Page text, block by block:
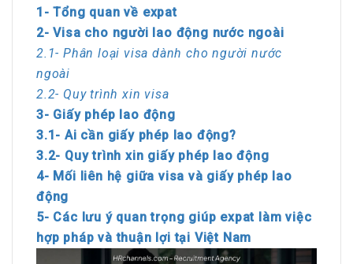
1- Tổng quan về expat
2- Visa cho người lao động nước ngoài
2.1- Phân loại visa dành cho người nước
ngoài
2.2- Quy trình xin visa
3- Giấy phép lao động
3.1- Ai cần giấy phép lao động?
3.2- Quy trình xin giấy phép lao động
4- Mối liên hệ giữa visa và giấy phép lao
động
5- Các lưu ý quan trọng giúp expat làm việc
hợp pháp và thuận lợi tại Việt Nam